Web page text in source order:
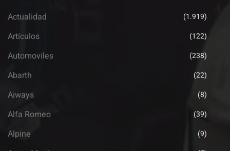
Actualidad (1.919)
Artículos (122)
Automoviles (238)
Abarth (22)
Aiways (8)
Alfa Romeo (39)
Alpine (9)